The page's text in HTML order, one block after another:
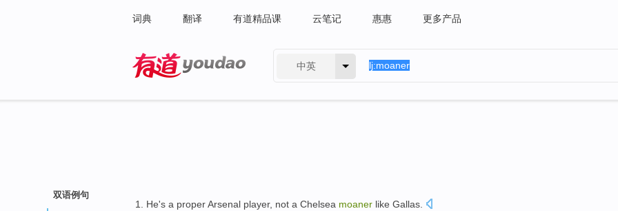
词典 翻译 有道精品课 云笔记 惠惠 更多产品
中英
双语例句
He's a properArsenal player, not a Chelsea moaner like Gallas